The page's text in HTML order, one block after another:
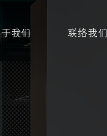
我们 联络我们